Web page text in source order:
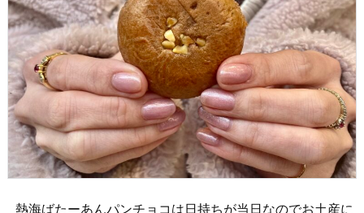
熱海ばたーあんパンチョコは日持ちが当日なのでお土産に